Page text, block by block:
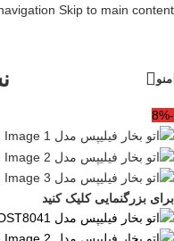
Skip to main content
منو
-8%
برای بزرگنمایی کلیک کنید